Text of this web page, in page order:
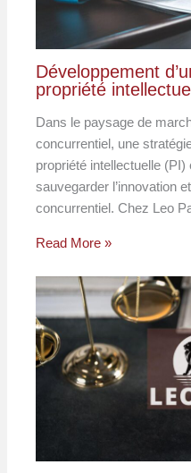
Développement
propriété
Dans le paysage de
concurrentiel, une
propriété intellectuelle
sauvegarder l’innovation
concurrentiel. Chez Leo
Read More »